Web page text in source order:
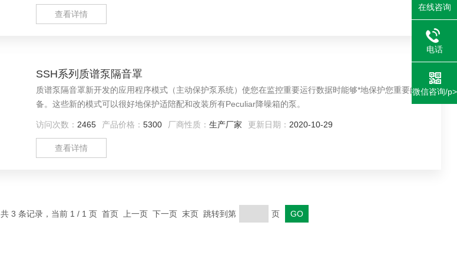
查看详情
SSH系列质谱泵隔音罩
质谱泵隔音罩新开发的应用程序模式（主动保护泵系统）使您在监控重要运行数据时能够*地保护您重要的设
备。这些新的模式可以很好地保护适陪配和改装所有Peculiar降噪箱的泵。
访问次数： 2465 产品价格：5300 厂商性质：生产厂家 更新日期： 2020-10-29
查看详情
共 3 条记录，当前 1 / 1 页 首页 上一页 下一页 末页 跳转到第 页
在线咨询
电话
微信咨询/p>